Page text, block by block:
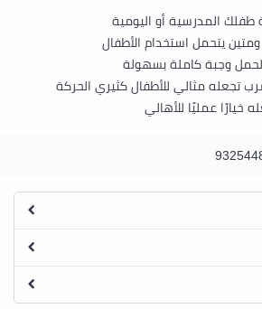
المدرسية أو اليومية
يتحمل استخدام الأطفال
وجبة كاملة بسهولة
تجعله مثالي للأطفال كثيري الحركة
خيارًا عمليًا للأهالي